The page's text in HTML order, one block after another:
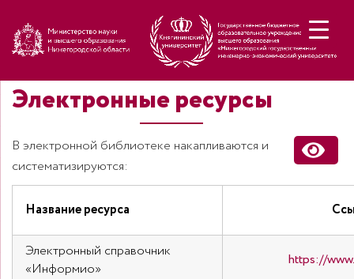
Электронные ресурсы
В электронной библиотеке накапливаются и
систематизируются:
Название ресурса
Электронный справочник
«Информио»
https://